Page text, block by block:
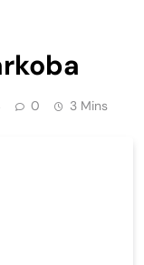
0 3 Mins